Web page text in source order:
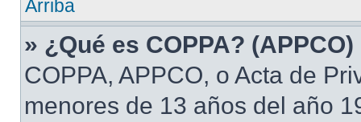
Arriba
» ¿Qué es COPPA? (APPCO)
COPPA, APPCO, o Acta de
menores de 13 años del año